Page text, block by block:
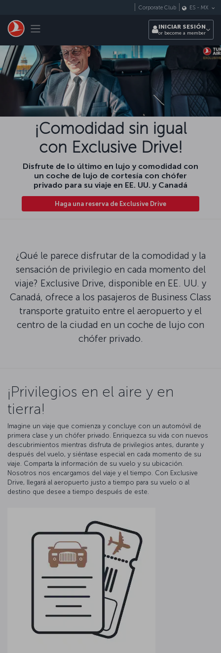
Toggle navigation
Corporate Club ES - MX
INICIAR SESIÓN
or become a member
¡Comodidad sin igual
con Exclusive Drive!
Disfrute de lo último en lujo y comodidad con
un coche de lujo de cortesía con chófer
privado para su viaje en EE. UU. y Canadá
Haga una reserva de Exclusive Drive
¿Qué le parece disfrutar de la comodidad y la
sensación de privilegio en cada momento del
viaje? Exclusive Drive, disponible en EE. UU. y
Canadá, ofrece a los pasajeros de Business Class
transporte gratuito entre el aeropuerto y el
centro de la ciudad en un coche de lujo con
chófer privado.
¡Privilegios en el aire y en
tierra!
Imagine un viaje que comienza y concluye con un automóvil de
primera clase y un chófer privado. Enriquezca su vida con nuevos
descubrimientos mientras disfruta de privilegios antes, durante y
después del vuelo, y siéntase especial en cada momento de su
viaje. Comparta la información de su vuelo y su ubicación.
Nosotros nos encargamos del viaje y el tiempo. Con Exclusive
Drive, llegará al aeropuerto justo a tiempo para su vuelo o al
destino que desee a tiempo después de este.